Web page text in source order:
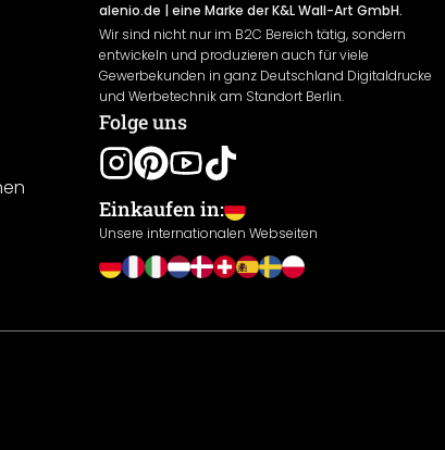
alenio.de | eine Marke der K&L Wall-Art GmbH.
Wir sind nicht nur im B2C Bereich tätig, sondern
entwickeln und produzieren auch für viele
Gewerbekunden in ganz Deutschland Digitaldrucke
und Werbetechnik am Standort Berlin.
Folge uns
Einkaufen in:
Unsere internationalen Webseiten